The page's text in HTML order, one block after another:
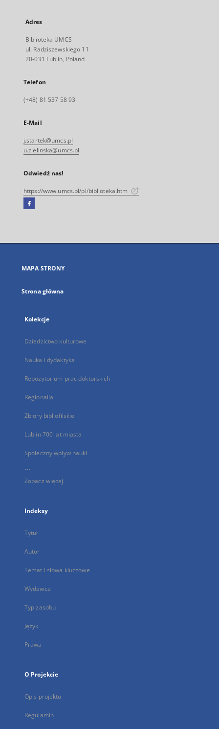
Adres
Biblioteka UMCS
ul. Radziszewskiego 11
20-031 Lublin, Poland
Telefon
(+48) 81 537 58 93
E-Mail
j.startek@umcs.pl
u.zielinska@umcs.pl
Odwiedź nas!
https://www.umcs.pl/pl/biblioteka.htm
Facebook
się
karcie
MAPA STRONY
Strona główna
Kolekcje
Dziedzictwo kulturowe
Nauka i dydaktyka
Repozytorium prac doktorskich
Regionalia
Zbiory bibliofilskie
Lublin 700 lat miasta
Społeczny wpływ nauki
...
Zobacz więcej
Indeksy
Tytuł
Autor
Temat i słowa kluczowe
Wydawca
Typ zasobu
Język
Prawa
O Projekcie
Opis projektu
Regulamin